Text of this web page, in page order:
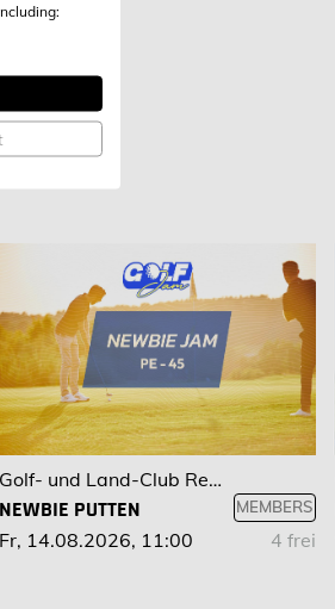
Golf- und Land-Club Regensburg
NEWBIE PUTTEN MEMBERS
Fr, 14.08.2026, 11:00 4 frei